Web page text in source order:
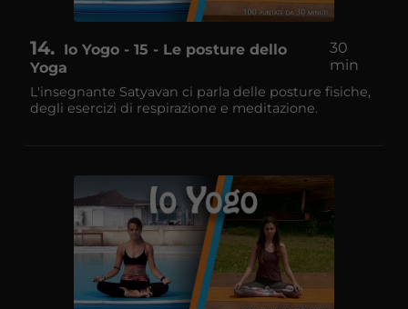
14
Io Yogo - 15 - Le posture dello
Yoga
30
min
L'insegnante Satyavan ci parla delle posture fisiche,
degli esercizi di respirazione e meditazione.